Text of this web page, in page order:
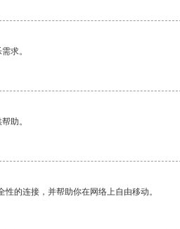
求。
助。
的连接，并帮助你在网络上自由移动。